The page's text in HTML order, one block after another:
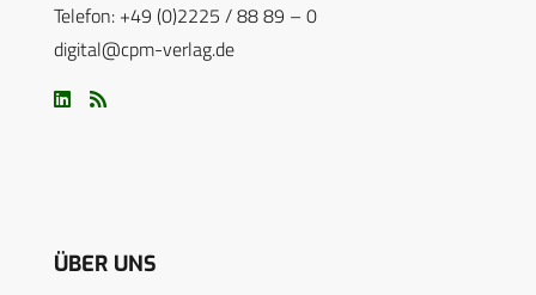
Telefon: +49 (0)2225 / 88 89 – 0
digital@cpm-verlag.de
ÜBER UNS